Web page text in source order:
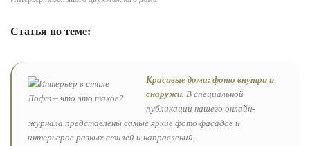
Статья по теме:
Красивые дома: фото внутри и
снаружи. В специальной
публикации нашего онлайн-
журнала представлены самые яркие фото фасадов и
интерьеров разных стилей и направлений,